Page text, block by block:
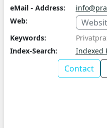
eMail - Address:
Web:
Keywords:
Index-Search:
Indexed
Contact